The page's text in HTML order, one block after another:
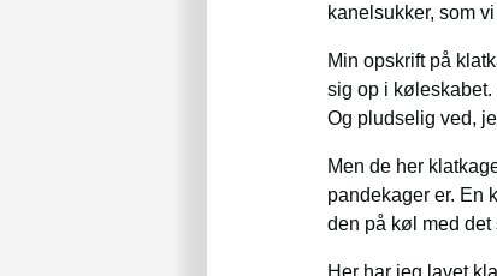
kanelsukker, som
Min opskrift på
sig op i
Og pludselig ved,
Men de her
pandekager er. En
den på køl med